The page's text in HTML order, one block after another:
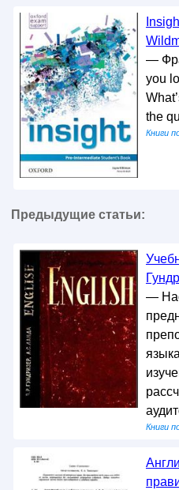
—
you
the
Книги
Предыдущие статьи:
—
Книги